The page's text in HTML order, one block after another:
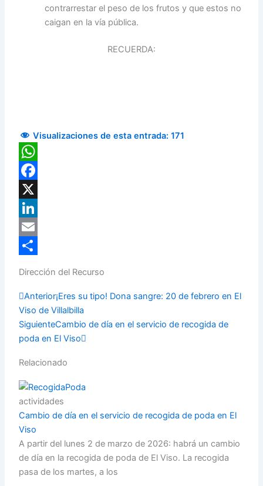
contrarrestar el peso de los frutos y que estos no
caigan en la vía pública.
RECUERDA:
Visualizaciones de esta entrada: 171
WhatsApp
Facebook
X
LinkedIn
Email
Dirección del Recurso
Prev
Anterior¡Eres su tipo! Dona sangre: 20 de febrero en El
Viso de Villalbilla
SiguienteCambio de día en el servicio de recogida de
poda en El Viso
Next
Relacionado
actividades
Cambio de día en el servicio de recogida de poda en El
Viso
A partir del lunes 2 de marzo de 2026: habrá un cambio
de día en la recogida de poda de El Viso. La recogida
pasa de los martes, a los